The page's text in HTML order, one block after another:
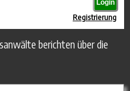
Registrierung
berichten über die